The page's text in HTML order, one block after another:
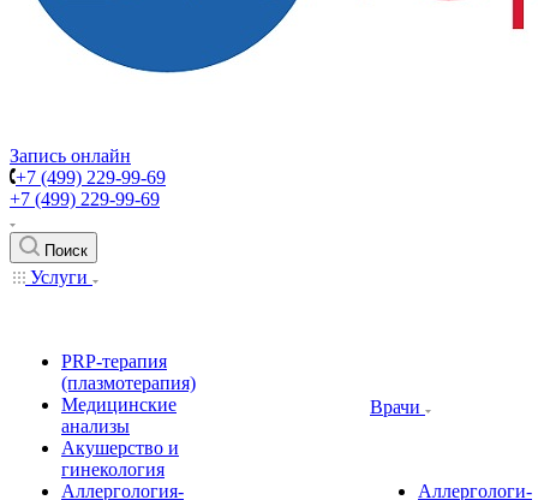
Запись онлайн
+7 (499) 229-99-69
+7 (499) 229-99-69
Поиск
Услуги
PRP-терапия
(плазмотерапия)
Медицинские
анализы
Акушерство и
гинекология
Аллергология-
Врачи
Аллергологи-